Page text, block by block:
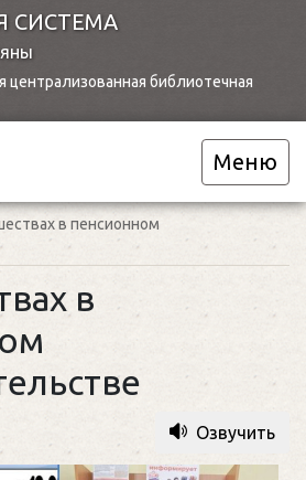
СИСТЕМА
централизованная библиотечная
Меню
в пенсионном
в
Озвучить